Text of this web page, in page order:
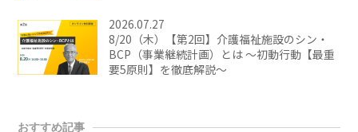
2026.07.27
8/20（木）【第2回】介護福祉施設のシン・
BCP（事業継続計画）とは ～初動行動【最重
要5原則】を徹底解説～
おすすめ記事